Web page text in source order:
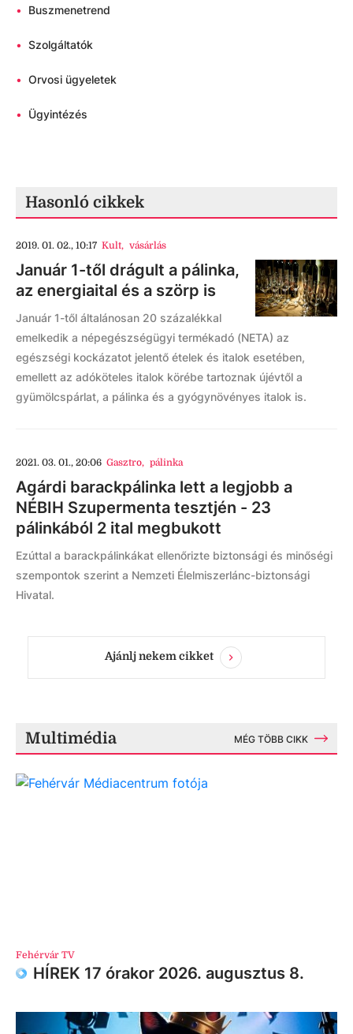
• Buszmenetrend
• Szolgáltatók
• Orvosi ügyeletek
• Ügyintézés
Hasonló cikkek
2019. 01. 02., 10:17 Kult, vásárlás
Január 1-től drágult a pálinka,
az energiaital és a szörp is
Január 1-től általánosan 20 százalékkal
emelkedik a népegészségügyi termékadó (NETA) az
egészségi kockázatot jelentő ételek és italok esetében,
emellett az adóköteles italok körébe tartoznak újévtől a
gyümölcspárlat, a pálinka és a gyógynövényes italok is.
2021. 03. 01., 20:06 Gasztro, pálinka
Agárdi barackpálinka lett a legjobb a
NÉBIH Szupermenta tesztjén - 23
pálinkából 2 ital megbukott
Ezúttal a barackpálinkákat ellenőrizte biztonsági és minőségi
szempontok szerint a Nemzeti Élelmiszerlánc-biztonsági
Hivatal.
Ajánlj nekem cikket
Multimédia MÉG TÖBB CIKK
Fehérvár TV
HÍREK 17 órakor 2026. augusztus 8.